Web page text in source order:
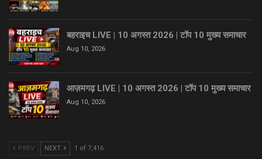
बहराइच LIVE | 10 अगस्त 2026 | टॉप 10 मुख्य समाचार
Aug 10, 2026
आज़मगढ़ LIVE | 10 अगस्त 2026 | टॉप 10 मुख्य समाचार
Aug 10, 2026
PREV NEXT 1 of 7,416